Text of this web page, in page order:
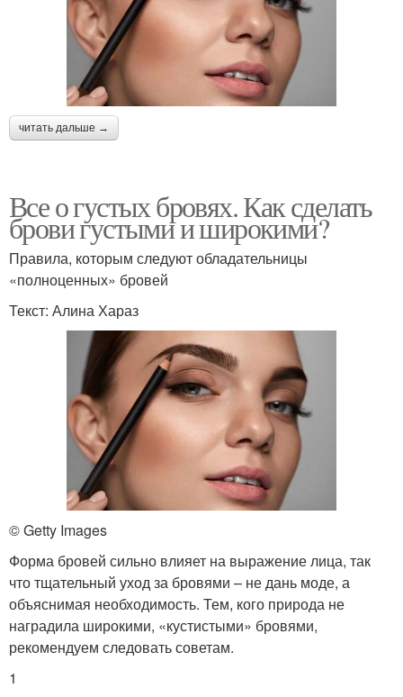
читать дальше →
Все о густых бровях. Как сделать
брови густыми и широкими?
Правила, которым следуют обладательницы
«полноценных» бровей
Текст: Алина Хараз
© Getty Images
Форма бровей сильно влияет на выражение лица, так
что тщательный уход за бровями – не дань моде, а
объяснимая необходимость. Тем, кого природа не
наградила широкими, «кустистыми» бровями,
рекомендуем следовать советам.
1